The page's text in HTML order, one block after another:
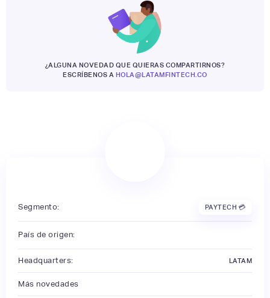
¿ALGUNA NOVEDAD QUE QUIERAS COMPARTIRNOS?
ESCRÍBENOS A HOLA@LATAMFINTECH.CO
Segmento: PAYTECH 💳
País de origen:
Headquarters: LATAM
Más novedades